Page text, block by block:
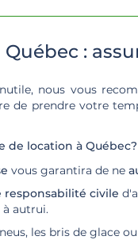
:
nous vous
de prendre votre
de location à Québec?
vous garantira de ne
responsabilité civile
autrui.
les bris de glace